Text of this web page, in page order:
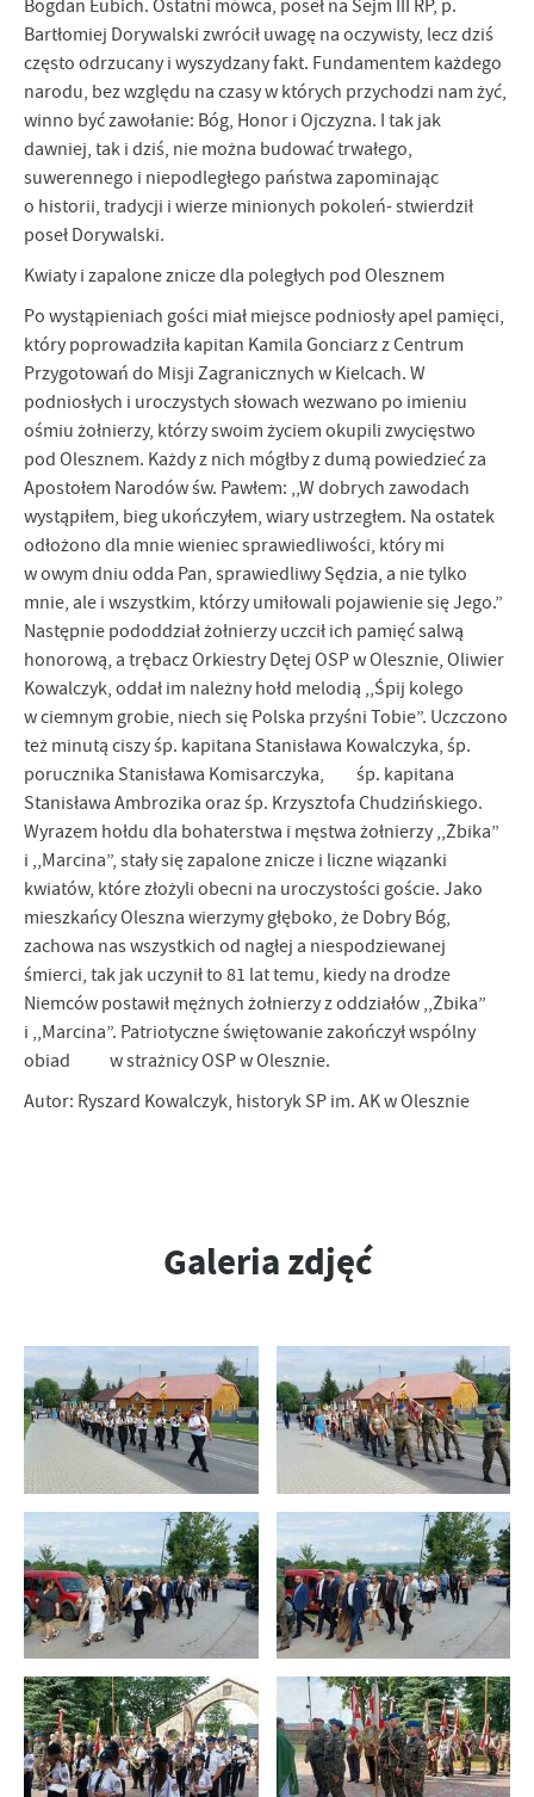
Bogdan Eubich. Ostatni mówca, poseł na Sejm III RP, p.
Bartłomiej Dorywalski zwrócił uwagę na oczywisty, lecz dziś
często odrzucany i wyszydzany fakt. Fundamentem każdego
narodu, bez względu na czasy w których przychodzi nam żyć,
winno być zawołanie: Bóg, Honor i Ojczyzna. I tak jak
dawniej, tak i dziś, nie można budować trwałego,
suwerennego i niepodległego państwa zapominając
o historii, tradycji i wierze minionych pokoleń- stwierdził
poseł Dorywalski.
Kwiaty i zapalone znicze dla poległych pod Olesznem
Po wystąpieniach gości miał miejsce podniosły apel pamięci,
który poprowadziła kapitan Kamila Gonciarz z Centrum
Przygotowań do Misji Zagranicznych w Kielcach. W
podniosłych i uroczystych słowach wezwano po imieniu
ośmiu żołnierzy, którzy swoim życiem okupili zwycięstwo
pod Olesznem. Każdy z nich mógłby z dumą powiedzieć za
Apostołem Narodów św. Pawłem: ,,W dobrych zawodach
wystąpiłem, bieg ukończyłem, wiary ustrzegłem. Na ostatek
odłożono dla mnie wieniec sprawiedliwości, który mi
w owym dniu odda Pan, sprawiedliwy Sędzia, a nie tylko
mnie, ale i wszystkim, którzy umiłowali pojawienie się Jego.”
Następnie pododdział żołnierzy uczcił ich pamięć salwą
honorową, a trębacz Orkiestry Dętej OSP w Olesznie, Oliwier
Kowalczyk, oddał im należny hołd melodią ,,Śpij kolego
w ciemnym grobie, niech się Polska przyśni Tobie”. Uczczono
też minutą ciszy śp. kapitana Stanisława Kowalczyka, śp.
porucznika Stanisława Komisarczyka, śp. kapitana
Stanisława Ambrozika oraz śp. Krzysztofa Chudzińskiego.
Wyrazem hołdu dla bohaterstwa i męstwa żołnierzy ,,Żbika”
i ,,Marcina”, stały się zapalone znicze i liczne wiązanki
kwiatów, które złożyli obecni na uroczystości goście. Jako
mieszkańcy Oleszna wierzymy głęboko, że Dobry Bóg,
zachowa nas wszystkich od nagłej a niespodziewanej
śmierci, tak jak uczynił to 81 lat temu, kiedy na drodze
Niemców postawił mężnych żołnierzy z oddziałów ,,Żbika”
i ,,Marcina”. Patriotyczne świętowanie zakończył wspólny
obiad w strażnicy OSP w Olesznie.
Autor: Ryszard Kowalczyk, historyk SP im. AK w Olesznie
Galeria zdjęć